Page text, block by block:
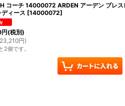
コーチ 14000072 ARDEN アーデン ブレス
ディース [14000072]
円(税別)
23,210円)
2個です。